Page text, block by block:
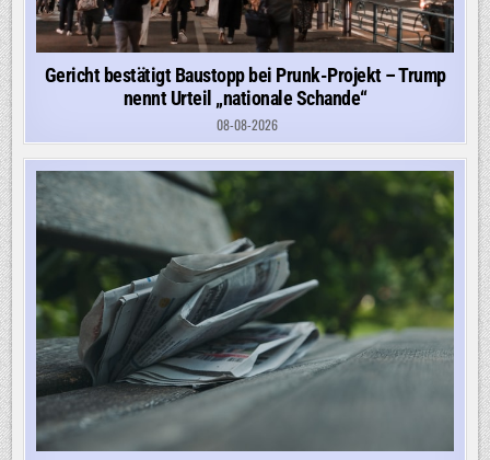
Gericht bestätigt Baustopp bei Prunk-Projekt – Trump
nennt Urteil „nationale Schande“
08-08-2026